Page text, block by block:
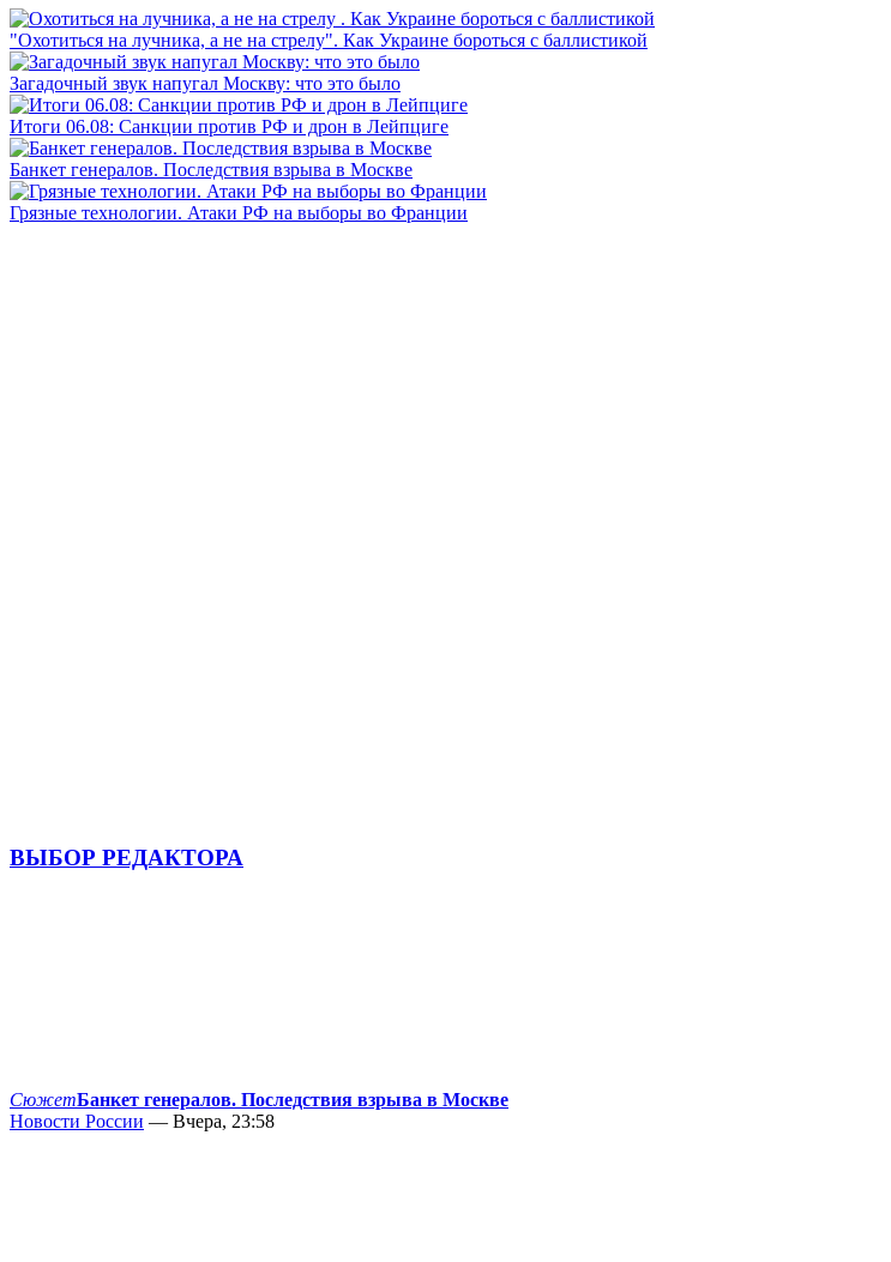
"Охотиться на лучника, а не на стрелу". Как Украине бороться с баллистикой
Загадочный звук напугал Москву: что это было
Итоги 06.08: Санкции против РФ и дрон в Лейпциге
Банкет генералов. Последствия взрыва в Москве
Грязные технологии. Атаки РФ на выборы во Франции
ВЫБОР РЕДАКТОРА
СюжетБанкет генералов. Последствия взрыва в Москве
Новости России — Вчера, 23:58